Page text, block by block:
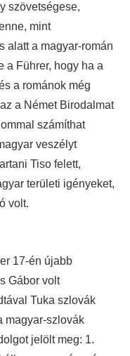
szövetségese,
mint
alatt a magyar-román
a Führer, hogy ha a
a románok még
a Német Birodalmat
számíthat
veszélyt
Tiso felett,
területi igényeket,
volt.
17-én újabb
Gábor volt
Tuka szlovák
magyar-szlovák
jelölt meg: 1.